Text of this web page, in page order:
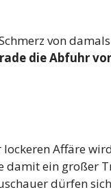
von damals
die Abfuhr
lockeren Affäre
damit ein großer
dürfen sich